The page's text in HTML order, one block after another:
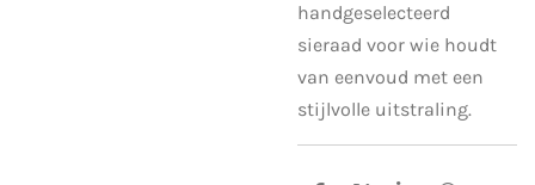
handgeselecteerd
sieraad voor wie houdt
van eenvoud met een
stijlvolle uitstraling.